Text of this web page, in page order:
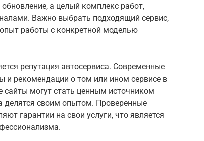
а целый комплекс работ,
Важно выбрать подходящий сервис,
работы с конкретной моделью
репутация автосервиса. Современные
и рекомендации о том или ином сервисе в
сайты могут стать ценным источником
делятся своим опытом. Проверенные
гарантии на свои услуги, что является